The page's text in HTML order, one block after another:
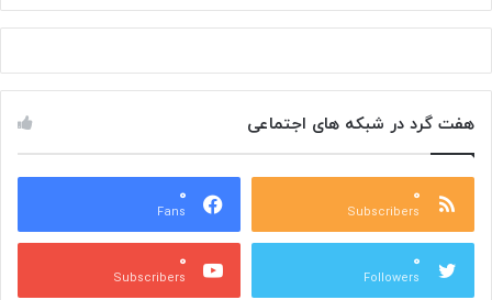
ل
ا
س
ت
خ
و
ن
هفت گرد در شبکه های اجتماعی
۰
Subscribers
۰
Fans
۰
Followers
۰
Subscribers